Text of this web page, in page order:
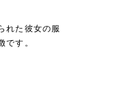
れた彼女の服
です。